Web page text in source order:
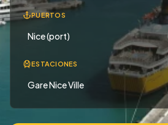
PUERTOS
Nice (port)
ESTACIONES
Gare Nice Ville